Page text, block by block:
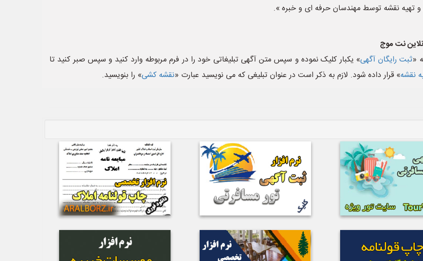
تهیه نقشه توسط مهندسان حرفه ای و خبره ».
نت موج
«ثبت رایگان آگهی» یکبار کلیک نموده و سپس متن آگهی تبلیغاتی خود را در فرم مربوطه وارد کنید و سپس صبر کنید تا
نقشه» قرار داده شود. لازم به ذکر است در عنوان تبلیغی که می نویسید عبارت «نقشه کشی» را بنویسید.